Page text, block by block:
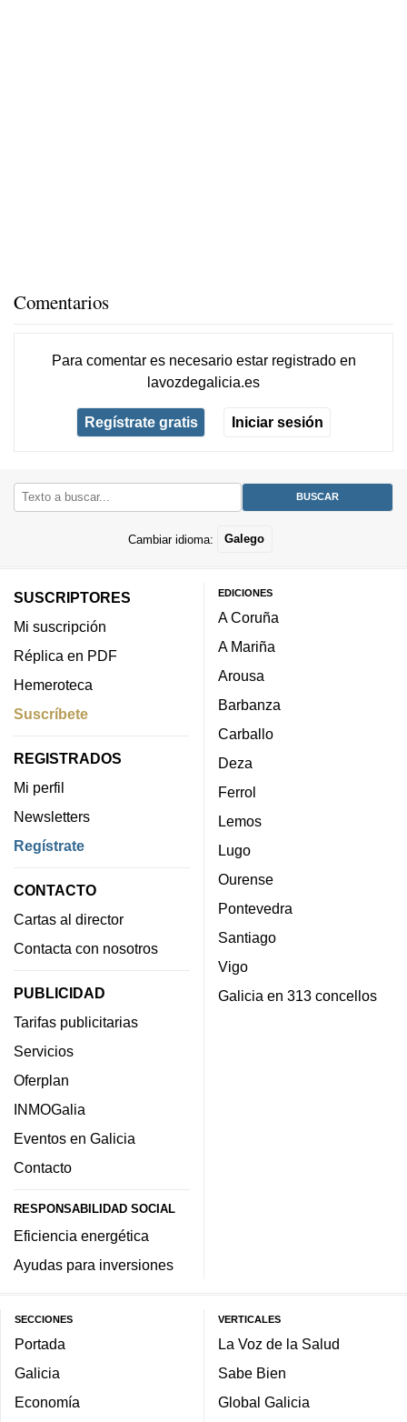
Comentarios
Para comentar es necesario estar registradoen
lavozdegalicia.es
Regístrate gratis Iniciar sesión
Cambiar idioma: Galego
SUSCRIPTORES
Mi suscripción
Réplica en PDF
Hemeroteca
Suscríbete
REGISTRADOS
Mi perfil
Newsletters
Regístrate
CONTACTO
Cartas al director
Contacta con nosotros
PUBLICIDAD
Tarifas publicitarias
Servicios
Oferplan
INMOGalia
Eventos en Galicia
Contacto
RESPONSABILIDAD SOCIAL
Eficiencia energética
Ayudas para inversiones
EDICIONES
A Coruña
A Mariña
Arousa
Barbanza
Carballo
Deza
Ferrol
Lemos
Lugo
Ourense
Pontevedra
Santiago
Vigo
Galicia en 313 concellos
SECCIONES
Portada
Galicia
Economía
VERTICALES
La Voz de la Salud
Sabe Bien
Global Galicia